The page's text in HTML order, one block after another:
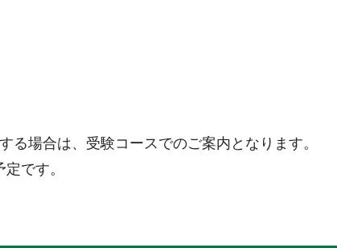
場合は、受験コースでのご案内となります。
です。